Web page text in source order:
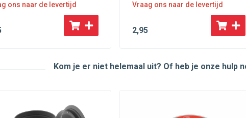
ons naar de levertijd Vraag ons naar de levertijd
2,95
Kom je er niet helemaal uit? Of heb je onze hulp